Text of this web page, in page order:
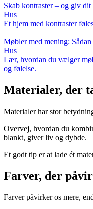
Skab kontraster – og giv
Hus
Et hjem med kontraster
Møbler med mening:
Hus
Lær, hvordan du vælger
og følelse.
Materialer, der
Materialer har stor
Overvej, hvordan du
blankt, giver liv og dybde.
Et godt tip er at lade ét
Farver, der
Farver påvirker os mere,